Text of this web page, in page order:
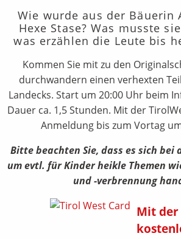
Wie wurde aus der Bäuerin
Hexe Stase? Was musste
was erzählen die Leute bis
Kommen Sie mit zu den
durchwandern einen verhexten
Landecks. Start um 20:00 Uhr beim
Dauer ca. 1,5 Stunden. Mit der
Anmeldung bis zum Vortag
Bitte beachten Sie, dass es sich bei
um evtl. für Kinder heikle Themen
und -verbrennung
Mit der